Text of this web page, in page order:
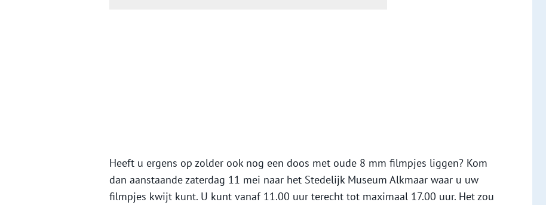
Heeft u ergens op zolder ook nog een doos met oude 8 mm filmpjes liggen? Kom
dan aanstaande zaterdag 11 mei naar het Stedelijk Museum Alkmaar waar u uw
filmpjes kwijt kunt. U kunt vanaf 11.00 uur terecht tot maximaal 17.00 uur. Het zou